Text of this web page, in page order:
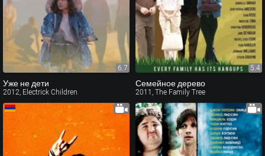
6.7
Уже не дети
2012, Electrick Children
5.4
Семейное дерево
2011, The Family Tree